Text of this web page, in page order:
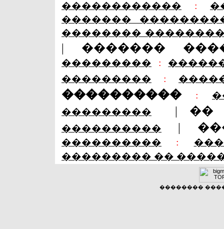
������������ :
�������
��������
| �������
��������� :
��������� :
���������� :
���������
| ��
���������� |
���������� :
��������� ��
��������